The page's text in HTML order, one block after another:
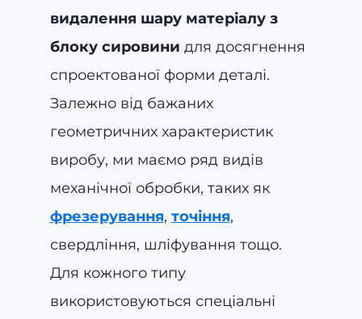
видалення шару матеріалу з
блоку сировини для досягнення
спроектованої форми деталі.
Залежно від бажаних
геометричних характеристик
виробу, ми маємо ряд видів
механічної обробки, таких як
фрезерування, точіння,
свердління, шліфування тощо.
Для кожного типу
використовуються спеціальні